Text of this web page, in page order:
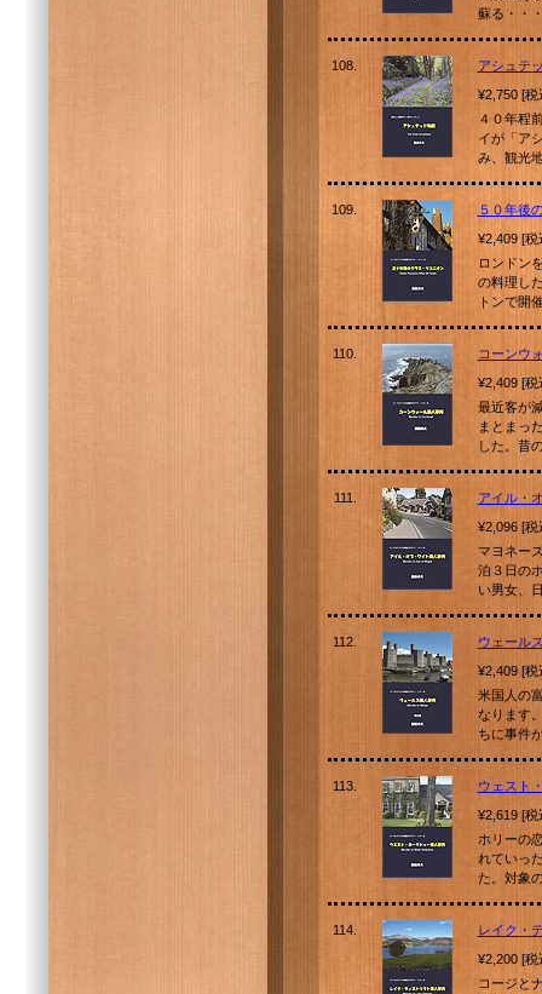
蘇る・・
108.
アシュテ
¥2,750 [
４０年程
イが「ア
み、観光
109.
５０年後
¥2,409 [
ロンドン
の料理し
トンで開
110.
コーンウ
¥2,409 [
最近客が
まとまっ
した。昔
111.
アイル・
¥2,096 [
マヨネー
泊３日の
い男女、
112.
ウェール
¥2,409 [
米国人の
なります
ちに事件
113.
ウェスト
¥2,619 [
ホリーの
れていっ
た。対象
114.
レイク・
¥2,200 [
コージと